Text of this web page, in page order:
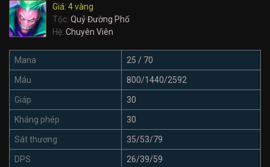
Giá: 4 vàng
Tộc: Quỷ Đường Phố
Hệ: Chuyên Viên
Mana 25 / 70
Máu 800/1440/2592
Giáp 30
Kháng phép 30
Sát thương 35/53/79
DPS 26/39/59